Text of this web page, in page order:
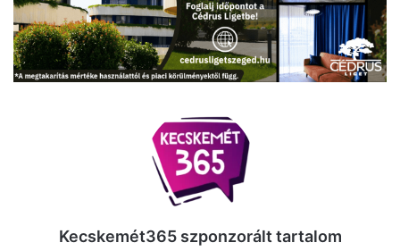
Kecskemét365 szponzorált tartalom